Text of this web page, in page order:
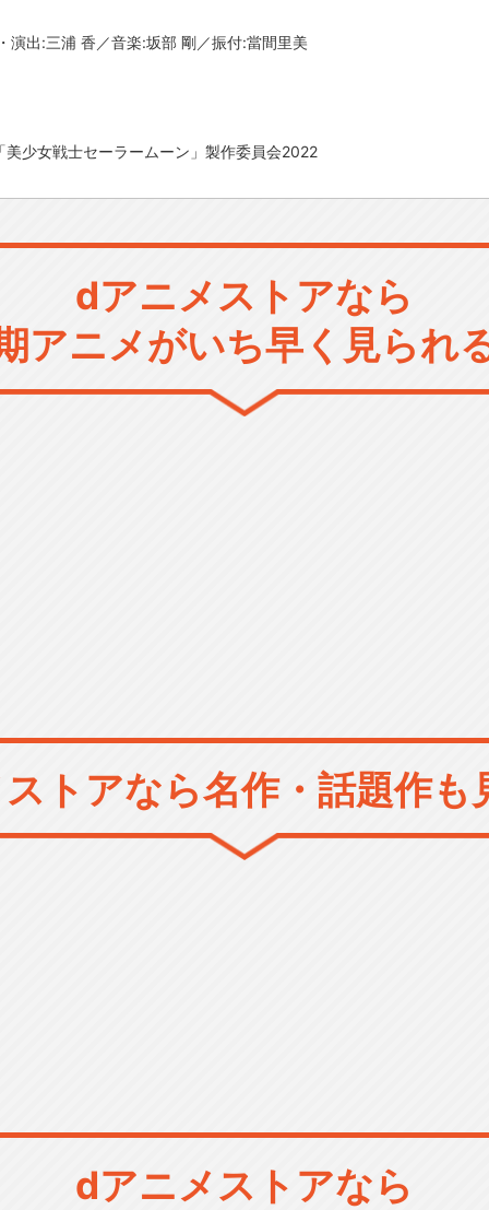
演出:三浦 香／音楽:坂部 剛／振付:當間里美
少女戦士セーラームーン」製作委員会2022
dアニメストアなら
アニメがいち早く見られ
トアなら名作・話題作も
dアニメストアなら